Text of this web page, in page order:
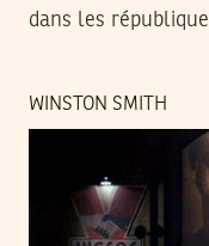
dans les
WINSTON SMITH